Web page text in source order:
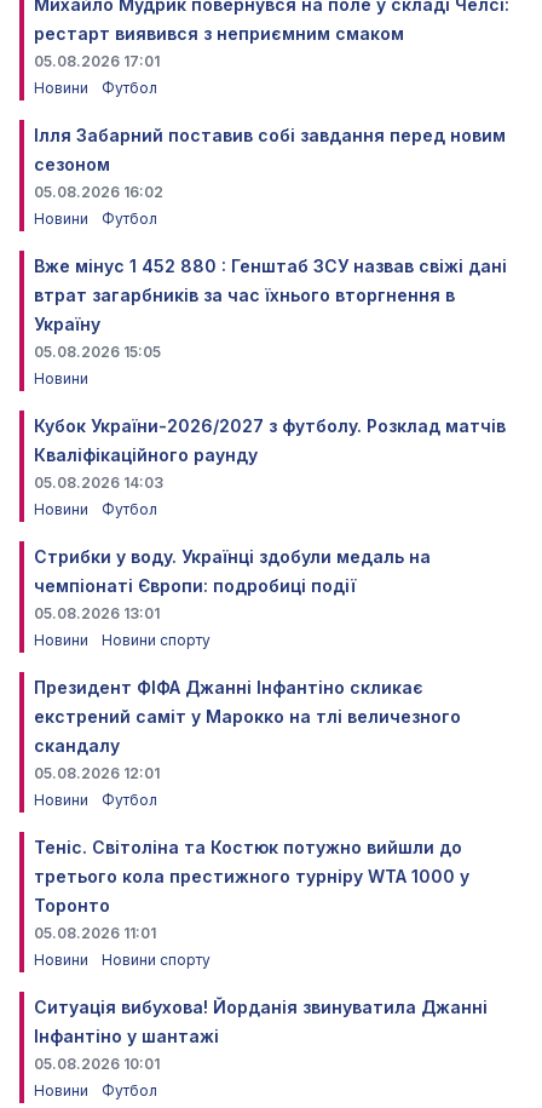
рестарт виявився з неприємним смаком
05.08.2026 17:01
Новини
Футбол
Ілля Забарний поставив собі завдання перед новим
сезоном
05.08.2026 16:02
Новини
Футбол
Вже мінус 1 452 880 : Генштаб ЗСУ назвав свіжі дані
втрат загарбників за час їхнього вторгнення в
Україну
05.08.2026 15:05
Новини
Кубок України-2026/2027 з футболу. Розклад матчів
Кваліфікаційного раунду
05.08.2026 14:03
Новини
Футбол
Стрибки у воду. Українці здобули медаль на
чемпіонаті Європи: подробиці події
05.08.2026 13:01
Новини
Новини спорту
Президент ФІФА Джанні Інфантіно скликає
екстрений саміт у Марокко на тлі величезного
скандалу
05.08.2026 12:01
Новини
Футбол
Теніс. Світоліна та Костюк потужно вийшли до
третього кола престижного турніру WTA 1000 у
Торонто
05.08.2026 11:01
Новини
Новини спорту
Ситуація вибухова! Йорданія звинуватила Джанні
Інфантіно у шантажі
05.08.2026 10:01
Новини
Футбол